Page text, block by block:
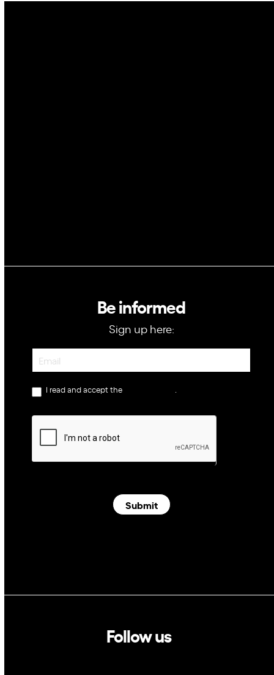
Be informed
Sign up here:
Newsletter
I read and accept the
Submit
Follow us